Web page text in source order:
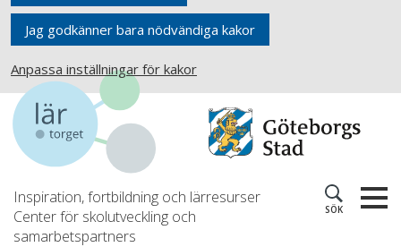
Jag godkänner bara nödvändiga kakor
Anpassa inställningar för kakor
Inspiration, fortbildning och lärresurser
Center för skolutveckling och
samarbetspartners
SÖK